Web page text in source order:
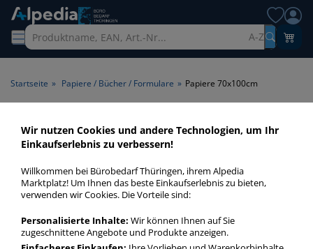
A-Z
Startseite » Papiere / Bücher / Formulare » Papiere 70x100cm
Papiere 70x100cm > Format
70x100cm
Papiere 70x100cm in bester Qualität zum günstigen Preis.
Finden Sie schnell Papiere 70x100cm mit unserer Filter-
Wir nutzen Cookies und andere Technologien, um Ihr
Einkaufserlebnis zu verbessern!
Willkommen bei Bürobedarf Thüringen, ihrem Alpedia
Marktplatz! Um Ihnen das beste Einkaufserlebnis zu bieten,
verwenden wir Cookies. Die Vorteile sind:
Personalisierte Inhalte: Wir können Ihnen auf Sie
zugeschnittene Angebote und Produkte anzeigen.